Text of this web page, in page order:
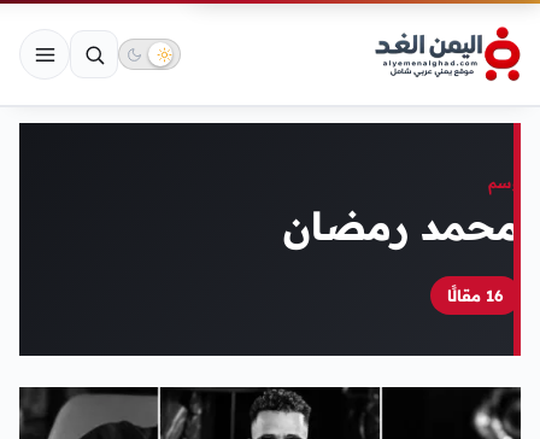
وسم
محمد رمضان
16 مقالًا